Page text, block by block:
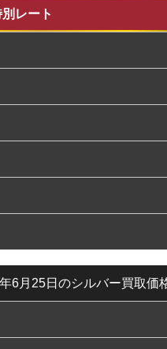
レート
6月25日のシルバー買取価